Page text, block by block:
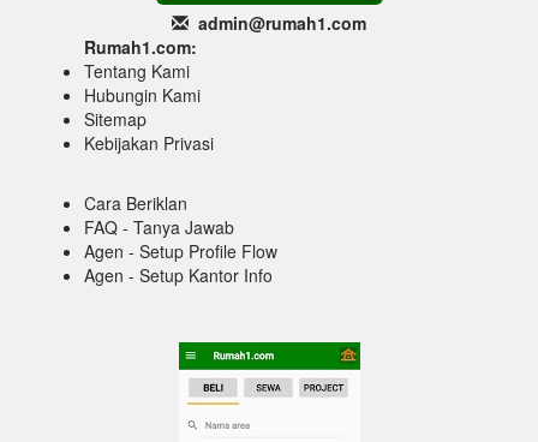
admin@rumah1.com
Rumah1.com:
Tentang Kami
Hubungin Kami
Sitemap
Kebijakan Privasi
Cara Beriklan
FAQ - Tanya Jawab
Agen - Setup Profile Flow
Agen - Setup Kantor Info